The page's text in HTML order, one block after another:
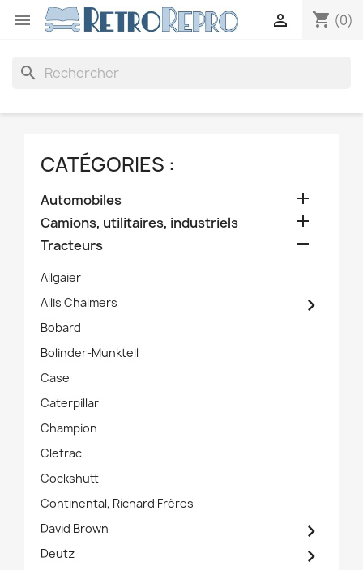
 shopping_cart (0)

search
CATÉGORIES :
Automobiles 
Camions, utilitaires, industriels 
Tracteurs 
Allgaier
Allis Chalmers

Bobard
Bolinder-Munktell
Case
Caterpillar
Champion
Cletrac
Cockshutt
Continental, Richard Frères
David Brown

Deutz 